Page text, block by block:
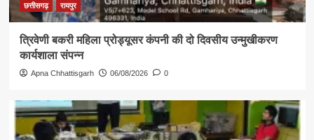
छत्तीसगढ़ रायपुर
त्रिवेणी बकरी महिला प्रोड्यूसर कंपनी की दो दिवसीय उन्मुखीकरण
कार्यशाला संपन्न
Apna Chhattisgarh 06/08/2026 0